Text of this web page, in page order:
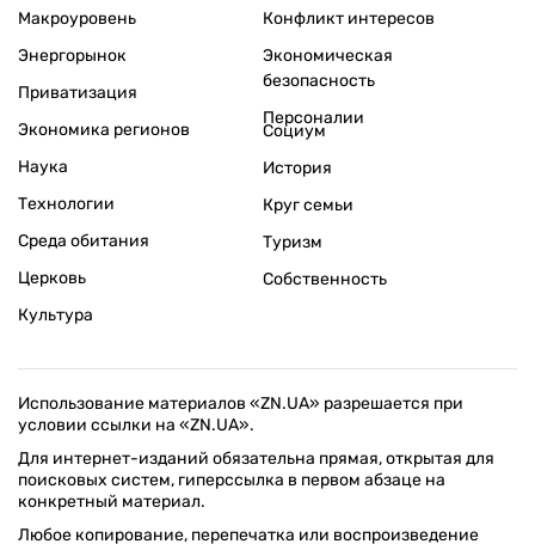
Макроуровень
Энергорынок
Приватизация
Экономика регионов
Конфликт интересов
Экономическая
безопасность
Персоналии
Наука
Технологии
Среда обитания
Церковь
Культура
Социум
История
Круг семьи
Туризм
Собственность
Использование материалов «ZN.UA» разрешается при
условии ссылки на «ZN.UA».
Для интернет-изданий обязательна прямая, открытая для
поисковых систем, гиперссылка в первом абзаце на
конкретный материал.
Любое копирование, перепечатка или воспроизведение